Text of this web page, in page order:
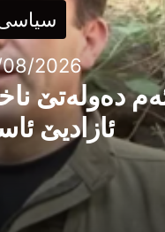
2026
دەولەتێ
ئازادیێ